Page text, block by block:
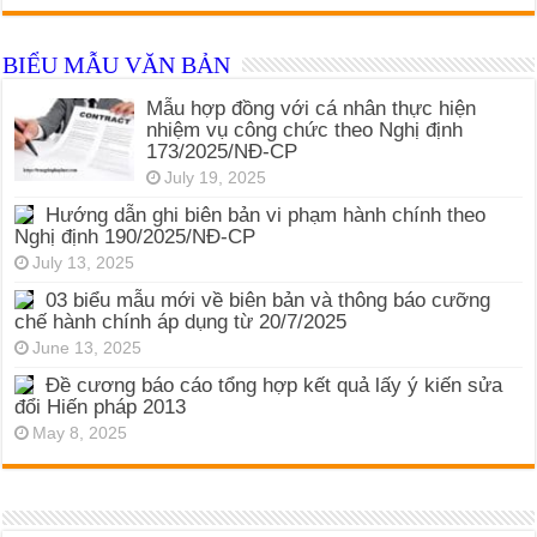
BIỂU MẪU VĂN BẢN
Mẫu hợp đồng với cá nhân thực hiện
nhiệm vụ công chức theo Nghị định
173/2025/NĐ-CP
July 19, 2025
Hướng dẫn ghi biên bản vi phạm hành chính theo
Nghị định 190/2025/NĐ-CP
July 13, 2025
03 biểu mẫu mới về biên bản và thông báo cưỡng
chế hành chính áp dụng từ 20/7/2025
June 13, 2025
Đề cương báo cáo tổng hợp kết quả lấy ý kiến sửa
đổi Hiến pháp 2013
May 8, 2025